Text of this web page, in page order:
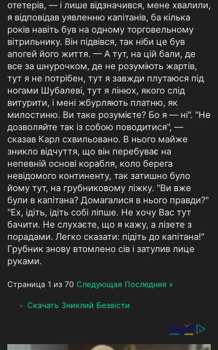
отетерів, — і лише відзначився, мене хвалили,
я відповідав уявленню капітанів, ба кілька
років навіть був на одному торговельному
вітрильнику. Він підвівся, так ніби це був
апогей його життя. — А тут, на цій бали, де
все за шнурочком, де не розуміють жартів,
тут я не потрібен, тут я завжди плутаюся під
ногами Шубалеві, тут я лінюх, якого слід
витурити, і мені жбурляють платню, як
милостиню. Ви таке розумієте? Бо я — ні". "Не
дозволяйте так із собою поводитися", —
сказав Карл схвильовано. В нього майже
зникло відчуття, що він перебуває на
непевній основі корабля, коло берега
невідомого континенту, так затишно було
йому тут, на грубниковому ліжку. "Ви вже
були в капітана? Домагалися в нього правди?"
"Ех, ідіть, ідіть собі ліпше. Не хочу Вас тут
бачити. Не слухаєте, що я кажу, а лізете з
порадами. Легко сказати: підіть до капітана!"
Грубник знову втомлено сів і затулив лице
руками.
Страница 1 из 70 Следующая Последняя »
Скачать Зниклий Безвісти